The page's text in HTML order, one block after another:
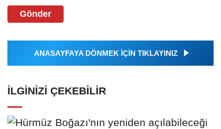
Gönder
ANASAYFAYA DÖNMEK İÇİN TIKLAYINIZ
İLGINIZI ÇEKEBILIR